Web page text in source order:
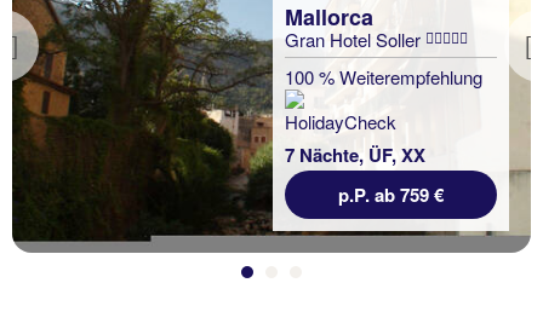
Previous
Mallorca
Gran Hotel Soller
100 % Weiterempfehlung
7 Nächte, ÜF, XX
p.P. ab 759 €